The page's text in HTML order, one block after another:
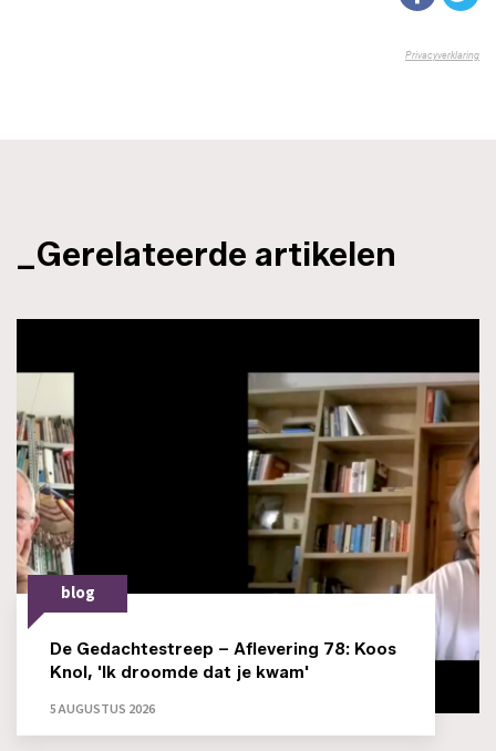
_Gerelateerde artikelen
blog
De Gedachtestreep – Aflevering 78: Koos
Knol, 'Ik droomde dat je kwam'
5 AUGUSTUS 2026